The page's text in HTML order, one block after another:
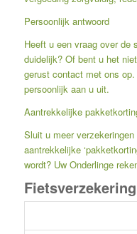
Persoonlijk antwoord
Heeft u een vraag over de
duidelijk? Of bent u het
gerust contact met ons
persoonlijk aan u uit.
Aantrekkelijke
Sluit u meer
aantrekkelijke
wordt? Uw Onderlinge
Fietsverzekering